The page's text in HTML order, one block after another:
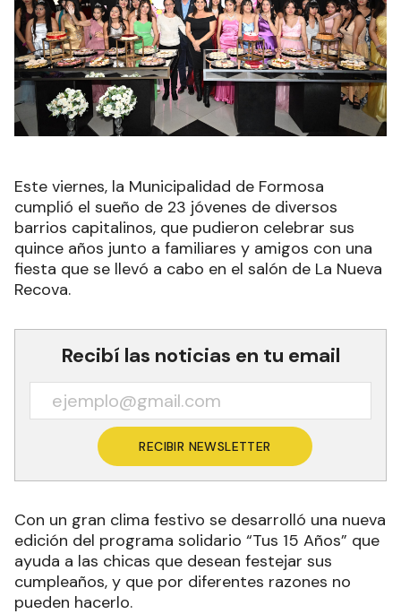
Este viernes, la Municipalidad de Formosa
cumplió el sueño de 23 jóvenes de diversos
barrios capitalinos, que pudieron celebrar sus
quince años junto a familiares y amigos con una
fiesta que se llevó a cabo en el salón de La Nueva
Recova.
Recibí las noticias en tu email
RECIBIR NEWSLETTER
Con un gran clima festivo se desarrolló una nueva
edición del programa solidario “Tus 15 Años” que
ayuda a las chicas que desean festejar sus
cumpleaños, y que por diferentes razones no
pueden hacerlo.